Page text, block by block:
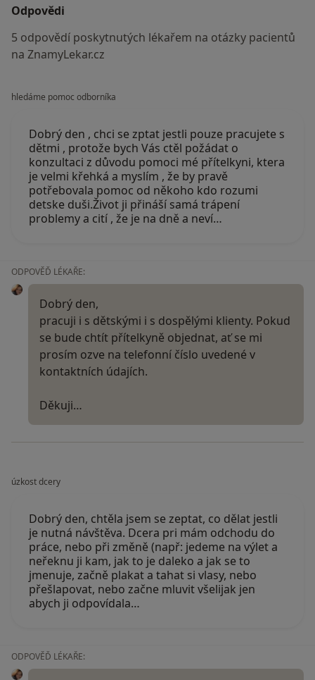
Odpovědi
5 odpovědí poskytnutých lékařem na otázky pacientů
na ZnamyLekar.cz
hledáme pomoc odborníka
Dobrý den , chci se zptat jestli pouze pracujete s
dětmi , protože bych Vás ctěl požádat o
konzultaci z důvodu pomoci mé přítelkyni, ktera
je velmi křehká a myslím , že by pravě
potřebovala pomoc od někoho kdo rozumi
detske duši.Život ji přináší samá trápení
problemy a cití , že je na dně a neví…
ODPOVĚĎ LÉKAŘE:
Dobrý den,
pracuji i s dětskými i s dospělými klienty. Pokud
se bude chtít přítelkyně objednat, ať se mi
prosím ozve na telefonní číslo uvedené v
kontaktních údajích.
Děkuji…
úzkost dcery
Dobrý den, chtěla jsem se zeptat, co dělat jestli
je nutná návštěva. Dcera pri mám odchodu do
práce, nebo při změně (např: jedeme na výlet a
neřeknu ji kam, jak to je daleko a jak se to
jmenuje, začně plakat a tahat si vlasy, nebo
přešlapovat, nebo začne mluvit všelijak jen
abych ji odpovídala…
ODPOVĚĎ LÉKAŘE: